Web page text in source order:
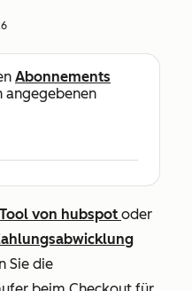
Abonnements
angegebenen
von hubspot oder
Sie die